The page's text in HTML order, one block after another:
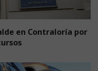
en Contraloría por